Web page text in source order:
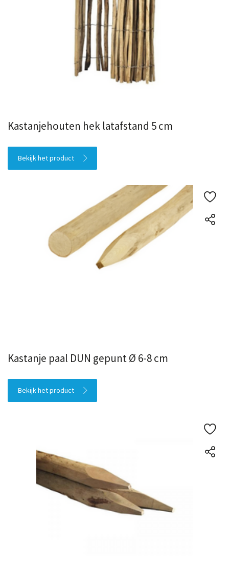
Kastanjehouten hek latafstand 5 cm
Bekijk het product
Kastanje paal DUN gepunt Ø 6-8 cm
Bekijk het product